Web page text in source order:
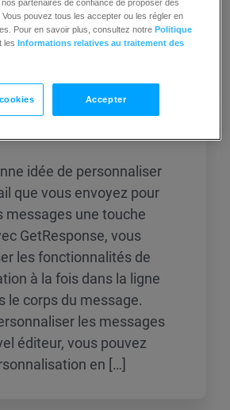
connexes
je personnaliser
idée de personnaliser
que vous envoyez pour
messages une touche
GetResponse, vous
les fonctionnalités de
à la fois dans la ligne
le corps du message.
les messages
éditeur, vous pouvez
en […]
partenaires de confiance de proposer des
pouvez tous les accepter ou les régler en
Pour en savoir plus, consultez notrePolitique
lesInformations relatives au traitement des
Accepter